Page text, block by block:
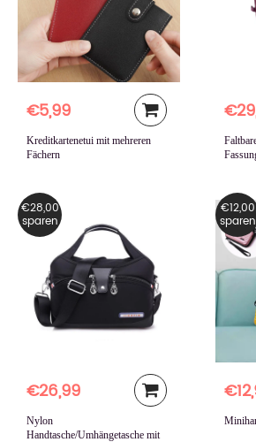
€5,99
Kreditkartenetui mit mehreren
Fächern
€28,00
sparen
€26,99
Nylon
Handtasche/Umhängetasche mit
€12,00
sparen